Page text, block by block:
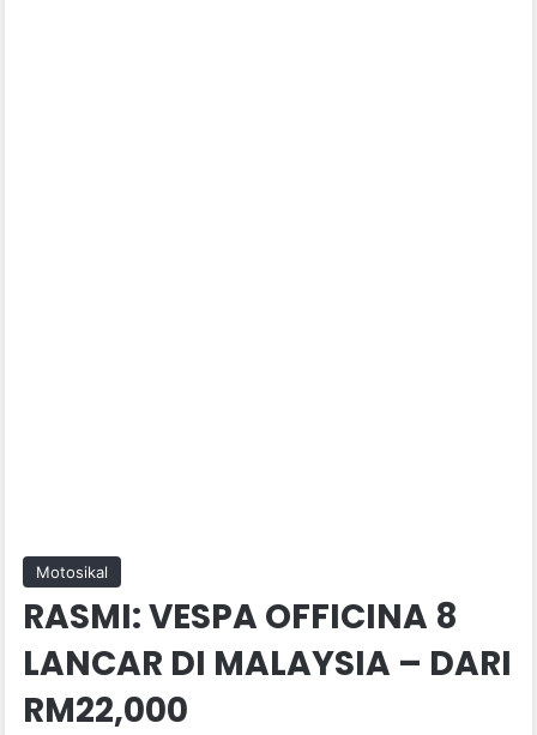
Motosikal
RASMI: VESPA OFFICINA 8
LANCAR DI MALAYSIA – DARI
RM22,000